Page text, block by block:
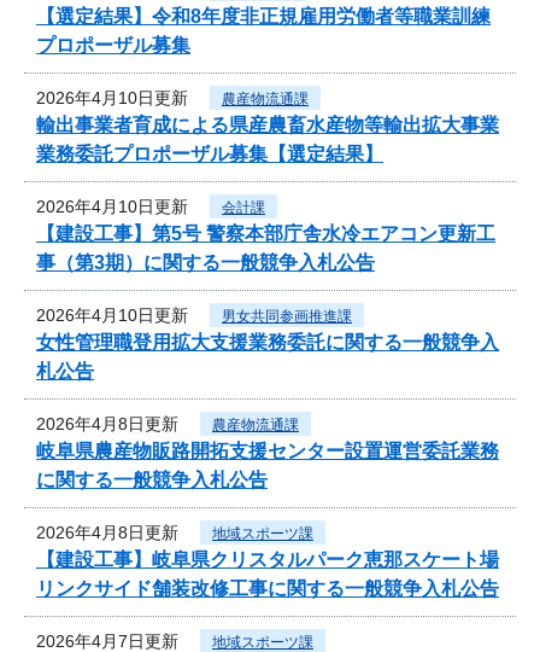
【選定結果】令和8年度非正規雇用労働者等職業訓練
プロポーザル募集
2026年4月10日更新 農産物流通課
輸出事業者育成による県産農畜水産物等輸出拡大事業
業務委託プロポーザル募集【選定結果】
2026年4月10日更新 会計課
【建設工事】第5号 警察本部庁舎水冷エアコン更新工
事（第3期）に関する一般競争入札公告
2026年4月10日更新 男女共同参画推進課
女性管理職登用拡大支援業務委託に関する一般競争入
札公告
2026年4月8日更新 農産物流通課
岐阜県農産物販路開拓支援センター設置運営委託業務
に関する一般競争入札公告
2026年4月8日更新 地域スポーツ課
【建設工事】岐阜県クリスタルパーク恵那スケート場
リンクサイド舗装改修工事に関する一般競争入札公告
2026年4月7日更新 地域スポーツ課